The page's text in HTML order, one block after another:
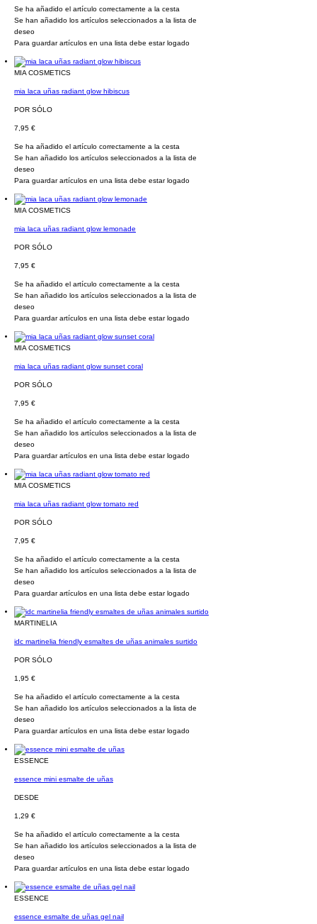
Se ha añadido el artículo correctamente a la cesta
Se han añadido los artículos seleccionados a la lista de
deseo
Para guardar artículos en una lista debe estar logado
MIA COSMETICS
mia laca uñas radiant glow hibiscus
POR SÓLO
7,95 €
Se ha añadido el artículo correctamente a la cesta
Se han añadido los artículos seleccionados a la lista de
deseo
Para guardar artículos en una lista debe estar logado
MIA COSMETICS
mia laca uñas radiant glow lemonade
POR SÓLO
7,95 €
Se ha añadido el artículo correctamente a la cesta
Se han añadido los artículos seleccionados a la lista de
deseo
Para guardar artículos en una lista debe estar logado
MIA COSMETICS
mia laca uñas radiant glow sunset coral
POR SÓLO
7,95 €
Se ha añadido el artículo correctamente a la cesta
Se han añadido los artículos seleccionados a la lista de
deseo
Para guardar artículos en una lista debe estar logado
MIA COSMETICS
mia laca uñas radiant glow tomato red
POR SÓLO
7,95 €
Se ha añadido el artículo correctamente a la cesta
Se han añadido los artículos seleccionados a la lista de
deseo
Para guardar artículos en una lista debe estar logado
MARTINELIA
idc martinelia friendly esmaltes de uñas animales surtido
POR SÓLO
1,95 €
Se ha añadido el artículo correctamente a la cesta
Se han añadido los artículos seleccionados a la lista de
deseo
Para guardar artículos en una lista debe estar logado
ESSENCE
essence mini esmalte de uñas
DESDE
1,29 €
Se ha añadido el artículo correctamente a la cesta
Se han añadido los artículos seleccionados a la lista de
deseo
Para guardar artículos en una lista debe estar logado
ESSENCE
essence esmalte de uñas gel nail